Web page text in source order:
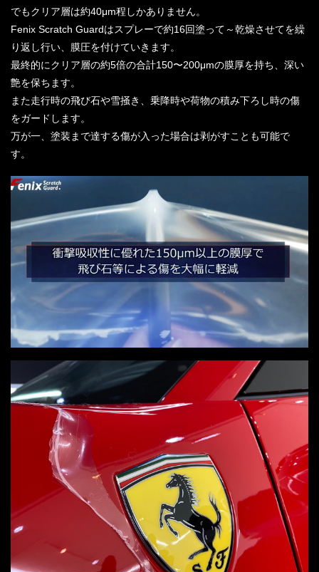
でもクリア層は約40μm程しかありません。
Fenix Scratch Guardはスプレーで約16回塗って～乾燥させてを繰
り返し行い、膜圧を付けていきます。
最終的にクリア層の約5倍の合計150〜200μmの膜厚を持ち、深い
艶を保ちます。
また走行時の飛び石や雪掻き、乗降時や荷物の積み下ろし時の傷
をガードします。
万が一、塗装まで達する傷が入った場合は剥がすことも可能で
す。